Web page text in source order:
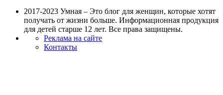
2017-2023 Умная – Это блог для женщин, которые хотят
получать от жизни больше. Информационная продукция
для детей старше 12 лет. Все права защищены.
Реклама на сайте
Контакты